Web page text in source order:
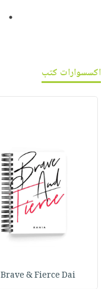
1
اكسسوارات كتب
Brave & Fierce Dai